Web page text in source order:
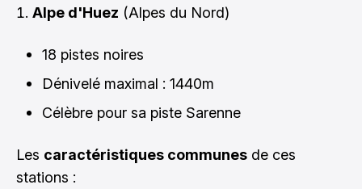
Alpe d'Huez (Alpes du Nord)
18 pistes noires
Dénivelé maximal : 1440m
Célèbre pour sa piste Sarenne
Les caractéristiques communes de ces
stations :